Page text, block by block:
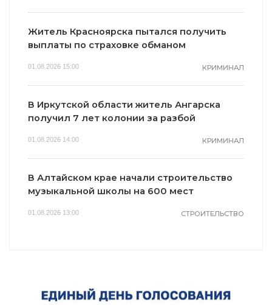
Житель Красноярска пытался получить
выплаты по страховке обманом
01.08.2026 15:00 КРИМИНАЛ
В Иркутской области житель Ангарска
получил 7 лет колонии за разбой
01.08.2026 14:00 КРИМИНАЛ
В Алтайском крае начали строительство
музыкальной школы на 600 мест
01.08.2026 13:00 СТРОИТЕЛЬСТВО